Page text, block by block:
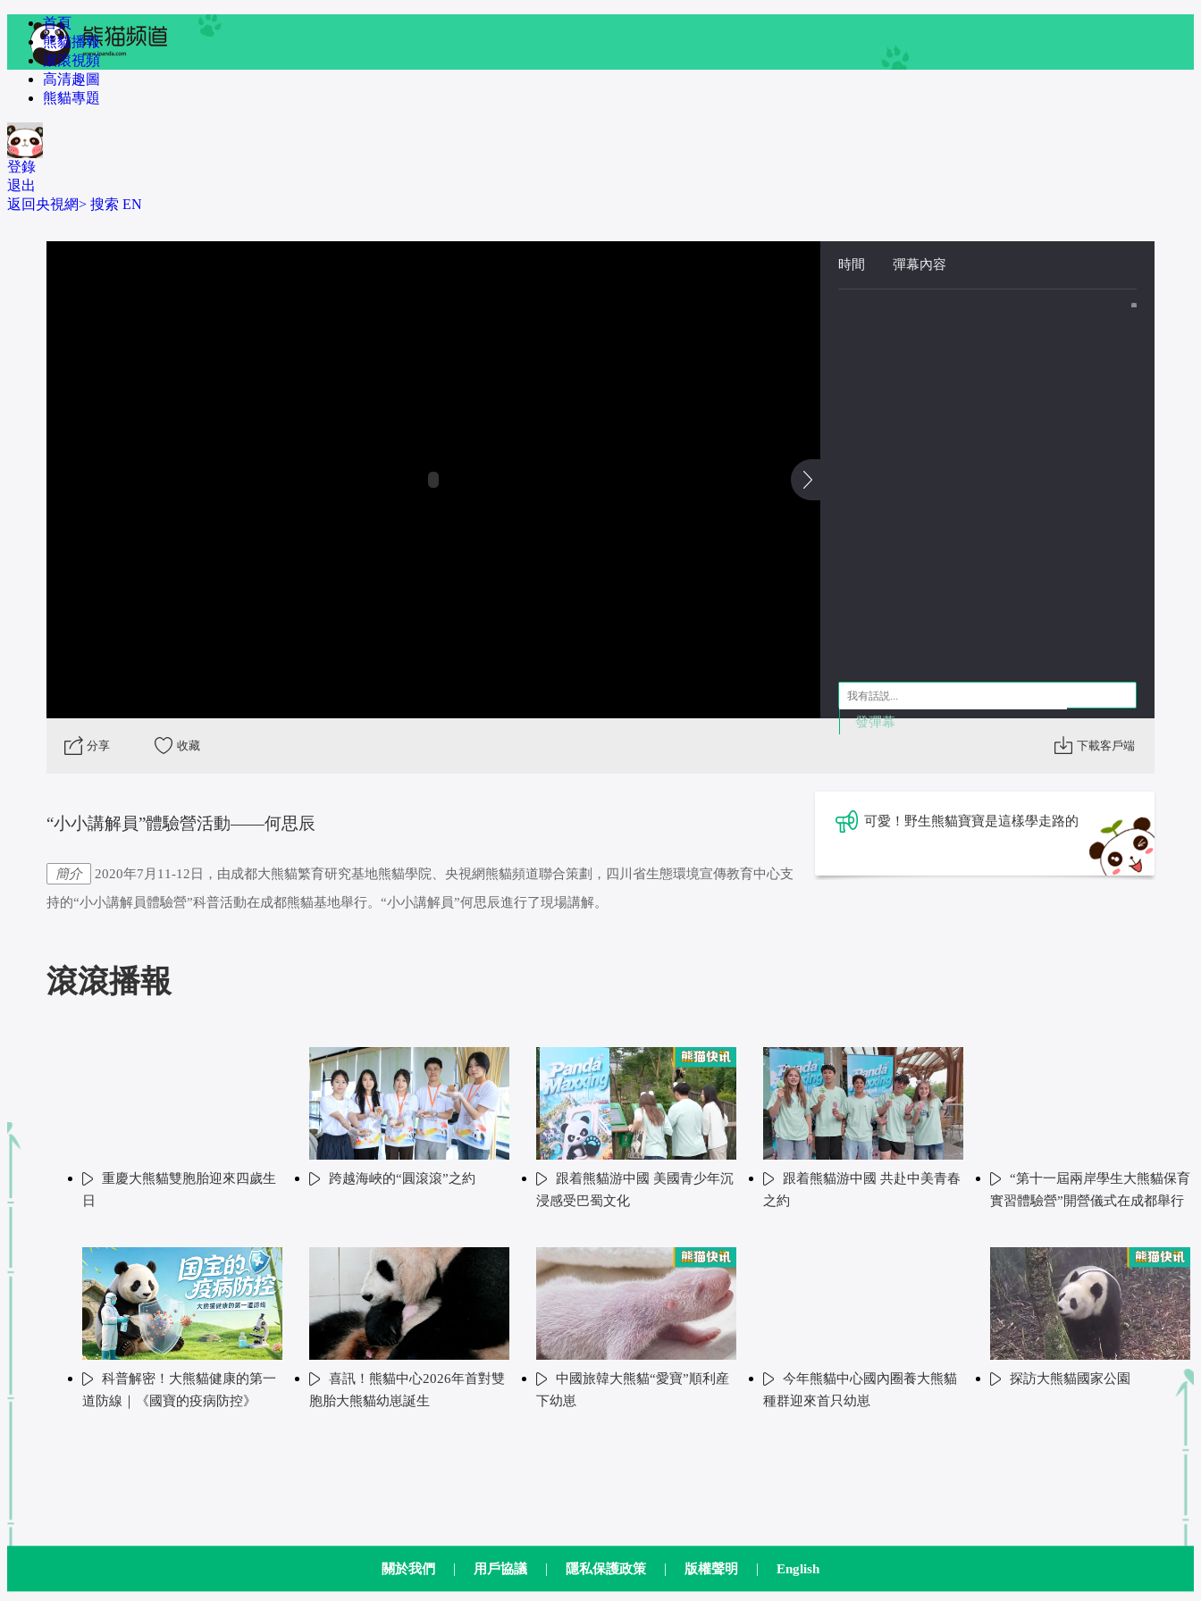
首頁
熊貓播報
滾滾視頻
高清趣圖
熊貓專題
登錄
退出
返回央視網> 搜索 EN
時間 彈幕內容
發彈幕
分享 收藏 下載客戶端
“小小講解員”體驗營活動——何思辰
簡介
2020年7月11-12日，由成都大熊貓繁育研究基地熊貓學院、央視網熊貓頻道聯合策劃，四川省生態環境宣傳教育中心支
持的“小小講解員體驗營”科普活動在成都熊貓基地舉行。“小小講解員”何思辰進行了現場講解。
可愛！野生熊貓寶寶是這樣學走路的
滾滾播報
重慶大熊貓雙胞胎迎來四歲生
日
跨越海峽的“圓滾滾”之約
跟着熊貓游中國 美國青少年沉
浸感受巴蜀文化
跟着熊貓游中國 共赴中美青春
之約
“第十一屆兩岸學生大熊貓保育
實習體驗營”開營儀式在成都舉行
科普解密！大熊貓健康的第一
道防線｜《國寶的疫病防控》
喜訊！熊貓中心2026年首對雙
胞胎大熊貓幼崽誕生
中國旅韓大熊貓“愛寶”順利産
下幼崽
今年熊貓中心國內圈養大熊貓
種群迎來首只幼崽
探訪大熊貓國家公園
關於我們 | 用戶協議 | 隱私保護政策 | 版權聲明 | English